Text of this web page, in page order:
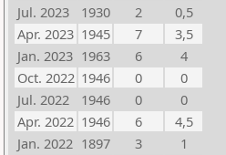
Jul. 2023
1930 2
0,5
Apr. 2023 1945 7
3,5
Jan. 2023 1963 6
4
Oct. 2022 1946 0
0
Jul. 2022
1946 0
0
Apr. 2022 1946 6
4,5
Jan. 2022 1897 3
1